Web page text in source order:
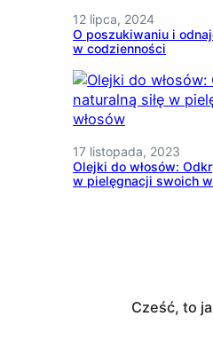
12 lipca, 2024
O poszukiwaniu i
w codzienności
17 listopada, 2023
Olejki do włosów:
w pielęgnacji swoich
Cześć, to